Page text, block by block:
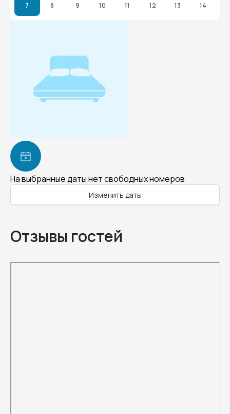
7 8 9 10 11 12 13 14
На выбранные даты нет свободных номеров
Изменить даты
Отзывы гостей